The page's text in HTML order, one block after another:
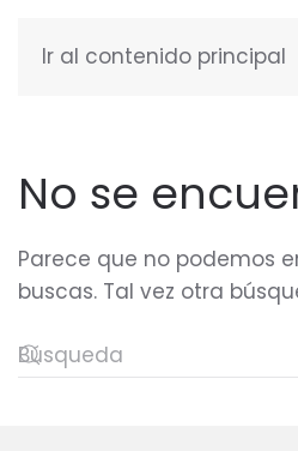
Ir al contenido principal
No se
Parece que no podemos
buscas. Tal vez otra